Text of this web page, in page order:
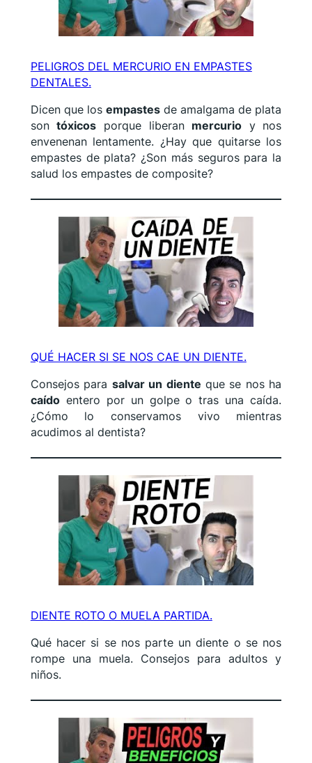
PELIGROS DEL MERCURIO EN EMPASTES
DENTALES.
Dicen que los empastesde amalgama de plata
sontóxicos porque liberan mercurio y nos
envenenan lentamente. ¿Hay que quitarse los
empastes de plata? ¿Son más seguros para la
salud los empastes de composite?
QUÉ HACER SI SE NOS CAE UN DIENTE.
Consejos para salvar un diente que se nos ha
caídoentero por un golpe o tras una caída.
¿Cómo lo conservamos vivo mientras
acudimos al dentista?
DIENTE ROTO O MUELA PARTIDA.
Qué hacer si se nos parte un diente o se nos
rompe una muela. Consejos para adultos y
niños.